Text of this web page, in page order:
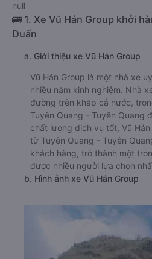
null
🚌 1. Xe Vũ Hán Group khởi
Duẩn
a. Giới thiệu xe Vũ Hán Group
Vũ Hán Group là một nhà xe
nhiều năm kinh nghiệm. Nhà
đường trên khắp cả nước,
Tuyên Quang - Tuyên Quang
chất lượng dịch vụ tốt, Vũ
từ Tuyên Quang - Tuyên
khách hàng, trở thành một
được nhiều người lựa chọn
b. Hình ảnh xe Vũ Hán Group